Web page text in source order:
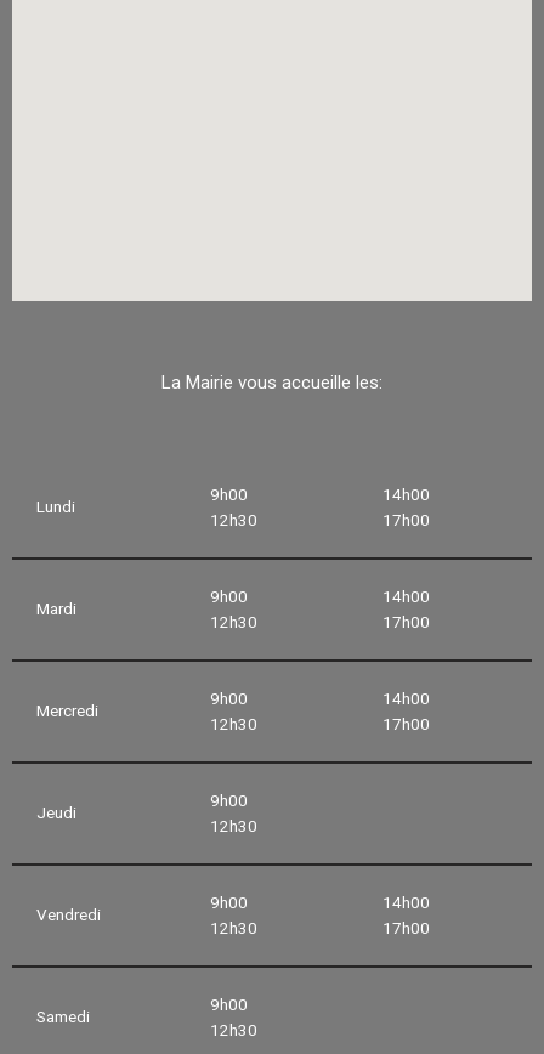
La Mairie vous accueille les:
Lundi
9h00
12h30
14h00
17h00
Mardi
9h00
12h30
14h00
17h00
Mercredi
9h00
12h30
14h00
17h00
Jeudi
9h00
12h30
Vendredi
9h00
12h30
14h00
17h00
Samedi
9h00
12h30